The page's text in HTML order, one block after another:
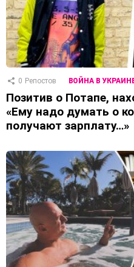
0 Репостов ВОЙНА В
Позитив о Потапе,
«Ему надо думать о
получают зарплату…»